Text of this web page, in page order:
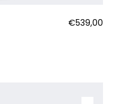
€539,00